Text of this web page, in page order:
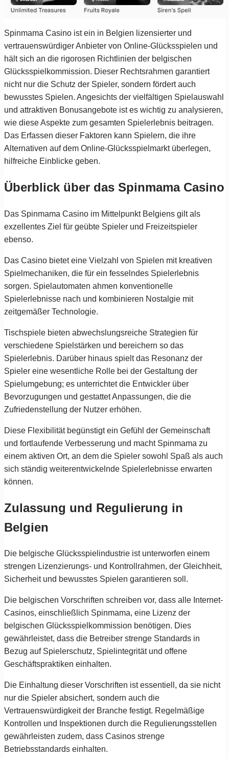
Spinmama Casino ist ein in Belgien lizensierter und
vertrauenswürdiger Anbieter von Online-Glücksspielen und
hält sich an die rigorosen Richtlinien der belgischen
Glücksspielkommission. Dieser Rechtsrahmen garantiert
nicht nur die Schutz der Spieler, sondern fördert auch
bewusstes Spielen. Angesichts der vielfältigen Spielauswahl
und attraktiven Bonusangebote ist es wichtig zu analysieren,
wie diese Aspekte zum gesamten Spielerlebnis beitragen.
Das Erfassen dieser Faktoren kann Spielern, die ihre
Alternativen auf dem Online-Glücksspielmarkt überlegen,
hilfreiche Einblicke geben.
Überblick über das Spinmama Casino
Das Spinmama Casino im Mittelpunkt Belgiens gilt als
exzellentes Ziel für geübte Spieler und Freizeitspieler
ebenso.
Das Casino bietet eine Vielzahl von Spielen mit kreativen
Spielmechaniken, die für ein fesselndes Spielerlebnis
sorgen. Spielautomaten ahmen konventionelle
Spielerlebnisse nach und kombinieren Nostalgie mit
zeitgemäßer Technologie.
Tischspiele bieten abwechslungsreiche Strategien für
verschiedene Spielstärken und bereichern so das
Spielerlebnis. Darüber hinaus spielt das Resonanz der
Spieler eine wesentliche Rolle bei der Gestaltung der
Spielumgebung; es unterrichtet die Entwickler über
Bevorzugungen und gestattet Anpassungen, die die
Zufriedenstellung der Nutzer erhöhen.
Diese Flexibilität begünstigt ein Gefühl der Gemeinschaft
und fortlaufende Verbesserung und macht Spinmama zu
einem aktiven Ort, an dem die Spieler sowohl Spaß als auch
sich ständig weiterentwickelnde Spielerlebnisse erwarten
können.
Zulassung und Regulierung in
Belgien
Die belgische Glücksspielindustrie ist unterworfen einem
strengen Lizenzierungs- und Kontrollrahmen, der Gleichheit,
Sicherheit und bewusstes Spielen garantieren soll.
Die belgischen Vorschriften schreiben vor, dass alle Internet-
Casinos, einschließlich Spinmama, eine Lizenz der
belgischen Glücksspielkommission benötigen. Dies
gewährleistet, dass die Betreiber strenge Standards in
Bezug auf Spielerschutz, Spielintegrität und offene
Geschäftspraktiken einhalten.
Die Einhaltung dieser Vorschriften ist essentiell, da sie nicht
nur die Spieler absichert, sondern auch die
Vertrauenswürdigkeit der Branche festigt. Regelmäßige
Kontrollen und Inspektionen durch die Regulierungsstellen
gewährleisten zudem, dass Casinos strenge
Betriebsstandards einhalten.